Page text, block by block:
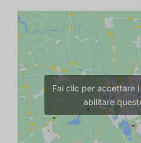
Fai clic per accettare
abilitare